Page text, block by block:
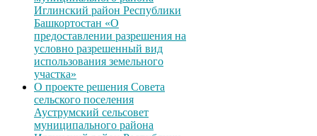
Иглинский район Республики
Башкортостан «О
предоставлении разрешения на
условно разрешенный вид
использования земельного
участка»
О проекте решения Совета
сельского поселения
Ауструмский сельсовет
муниципального района